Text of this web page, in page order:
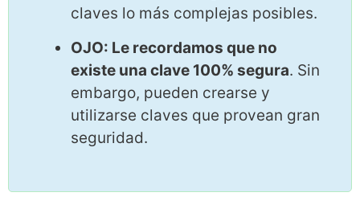
claves lo más complejas posibles.
OJO: Le recordamos que no
existe una clave 100% segura. Sin
embargo, pueden crearse y
utilizarse claves que provean gran
seguridad.